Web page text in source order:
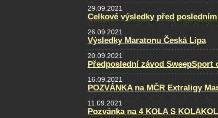
29.09.2021
Celkové výsledky před
26.09.2021
Výsledky Maratonu Česká Lípa
20.09.2021
Předposlední závod
16.09.2021
POZVÁNKA na MČR Extraligy
11.09.2021
Pozvánka na 4 KOLA S